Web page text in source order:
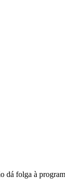
dá folga à